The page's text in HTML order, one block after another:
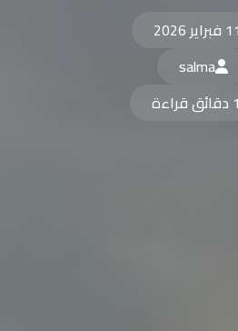
11 فبراير 2026
salma
1 دقائق قراءة